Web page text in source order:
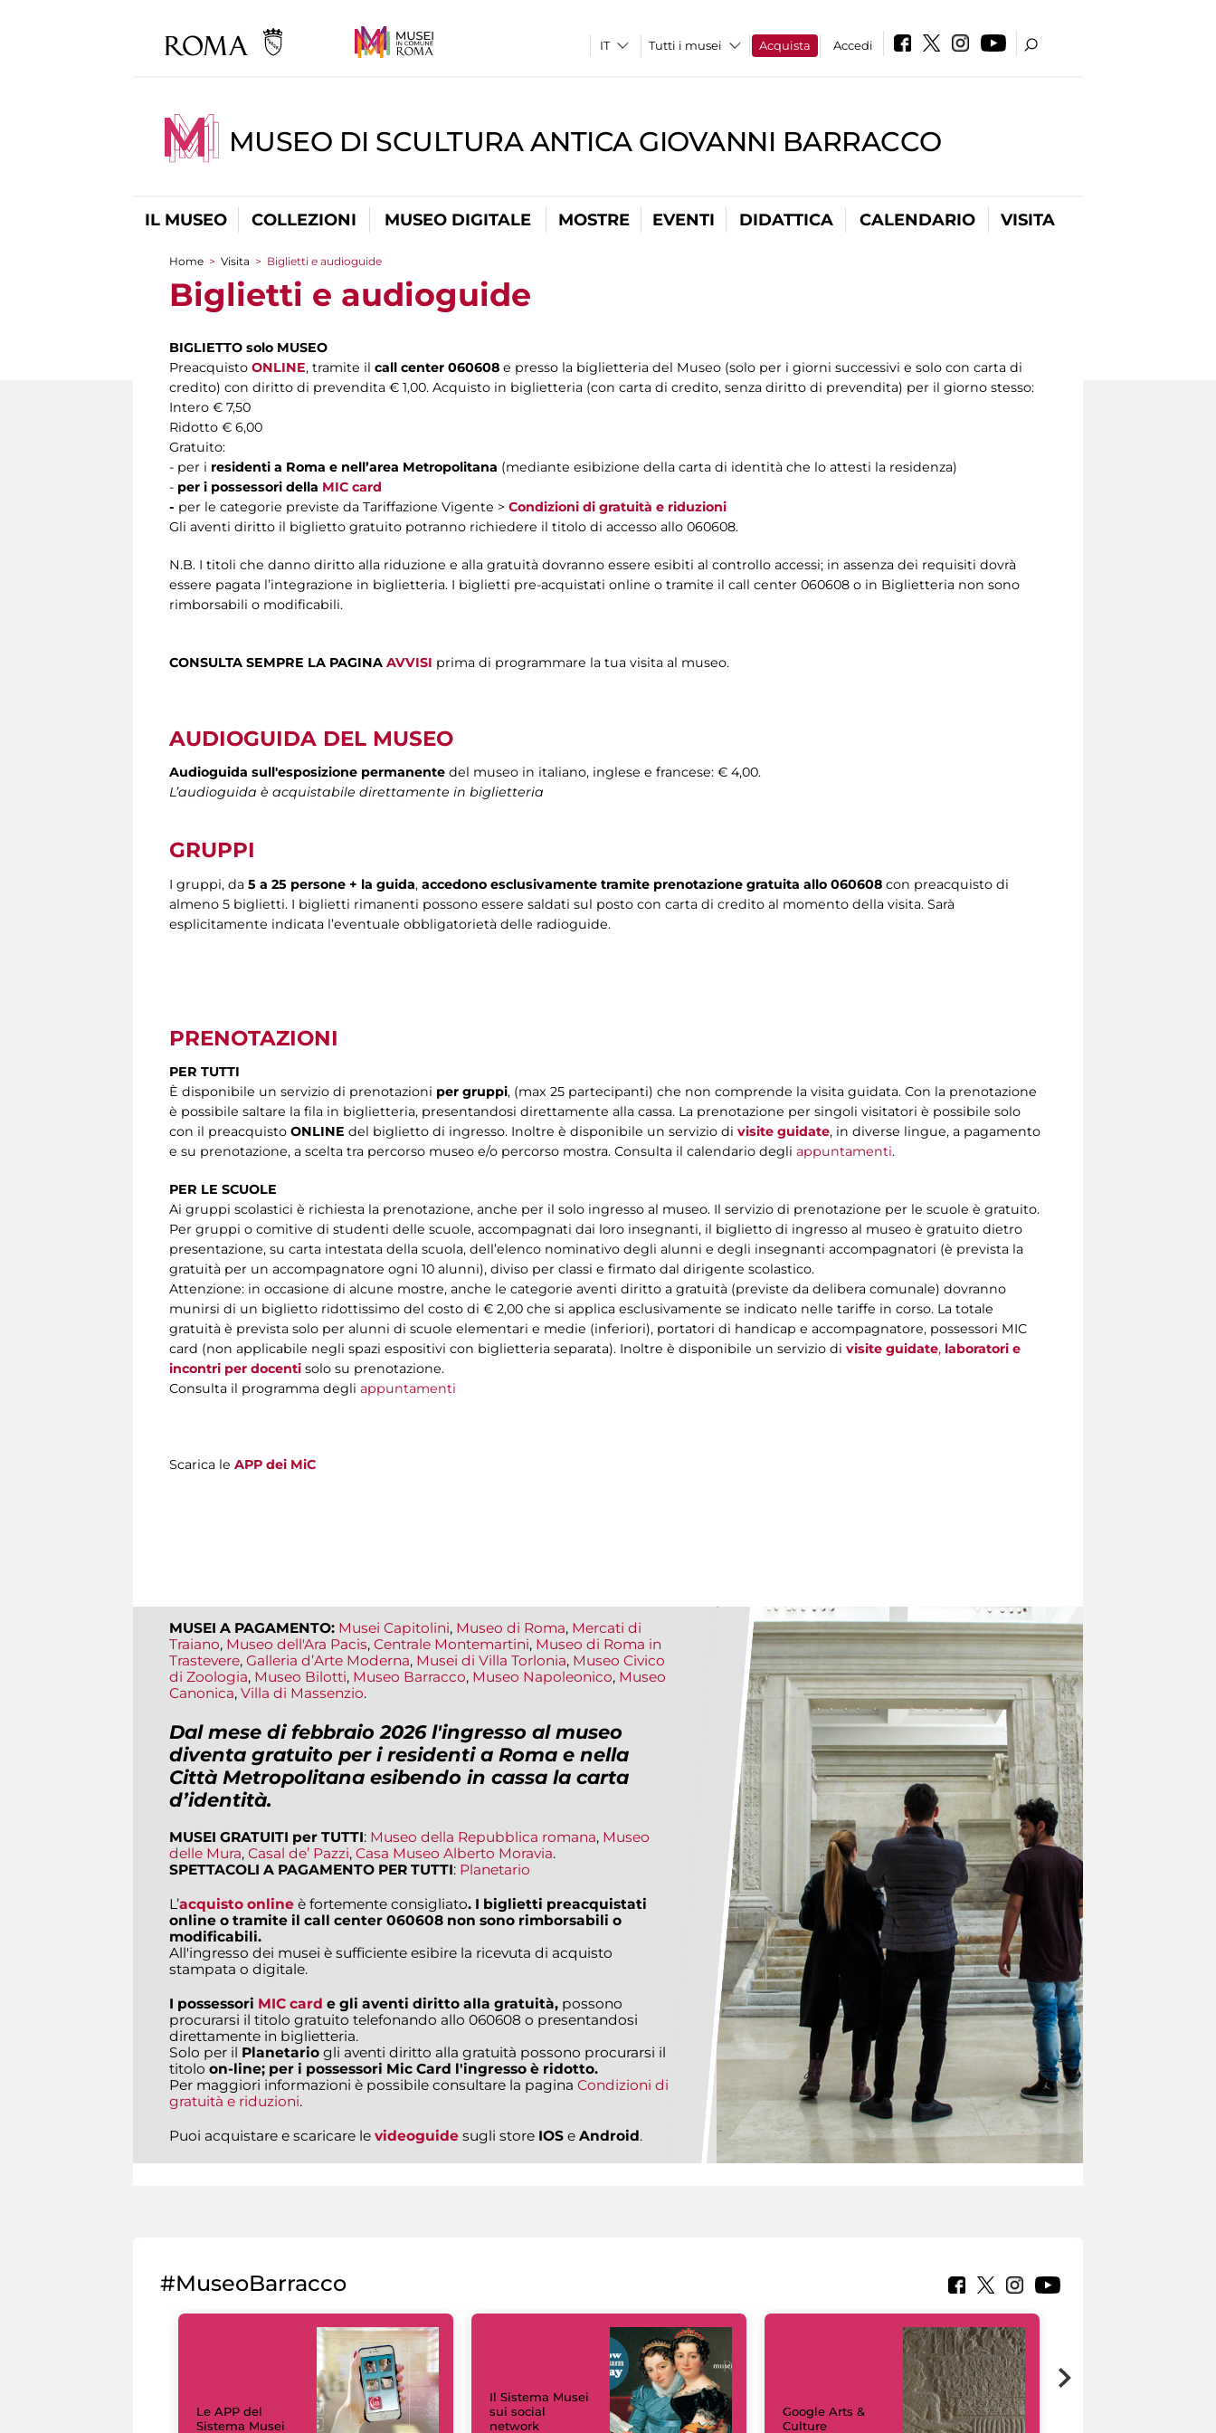
Tutti i musei Acquista Accedi
MUSEO DI SCULTURA ANTICA GIOVANNI BARRACCO
IL MUSEO COLLEZIONI MUSEO DIGITALE MOSTRE EVENTI DIDATTICA CALENDARIO VISITA
Tu sei qui
Home > Visita > Biglietti e audioguide
Biglietti e audioguide
BIGLIETTO solo MUSEO
Preacquisto ONLINE, tramite il call center 060608 e presso la biglietteria del Museo (solo per i giorni successivi e solo con carta di
credito) con diritto di prevendita € 1,00. Acquisto in biglietteria (con carta di credito, senza diritto di prevendita) per il giorno stesso:
Intero € 7,50
Ridotto € 6,00
Gratuito:
- per i residenti a Roma e nell’area Metropolitana (mediante esibizione della carta di identità che lo attesti la residenza)
- per i possessori della MIC card
- per le categorie previste da Tariffazione Vigente > Condizioni di gratuità e riduzioni
Gli aventi diritto il biglietto gratuito potranno richiedere il titolo di accesso allo 060608.
N.B. I titoli che danno diritto alla riduzione e alla gratuità dovranno essere esibiti al controllo accessi; in assenza dei requisiti dovrà
essere pagata l’integrazione in biglietteria. I biglietti pre-acquistati online o tramite il call center 060608 o in Biglietteria non sono
rimborsabili o modificabili.
CONSULTA SEMPRE LA PAGINA AVVISI prima di programmare la tua visita al museo.
AUDIOGUIDA DEL MUSEO
Audioguida sull'esposizione permanente del museo in italiano, inglese e francese: € 4,00.
L’audioguida è acquistabile direttamente in biglietteria
GRUPPI
I gruppi, da 5 a 25 persone + la guida, accedono esclusivamente tramite prenotazione gratuita allo 060608 con preacquisto di
almeno 5 biglietti. I biglietti rimanenti possono essere saldati sul posto con carta di credito al momento della visita. Sarà
esplicitamente indicata l’eventuale obbligatorietà delle radioguide.
PRENOTAZIONI
PER TUTTI
È disponibile un servizio di prenotazioni per gruppi, (max 25 partecipanti) che non comprende la visita guidata. Con la prenotazione
è possibile saltare la fila in biglietteria, presentandosi direttamente alla cassa. La prenotazione per singoli visitatori è possibile solo
con il preacquisto ONLINE del biglietto di ingresso. Inoltre è disponibile un servizio di visite guidate, in diverse lingue, a pagamento
e su prenotazione, a scelta tra percorso museo e/o percorso mostra. Consulta il calendario degli appuntamenti.
PER LE SCUOLE
Ai gruppi scolastici è richiesta la prenotazione, anche per il solo ingresso al museo. Il servizio di prenotazione per le scuole è gratuito.
Per gruppi o comitive di studenti delle scuole, accompagnati dai loro insegnanti, il biglietto di ingresso al museo è gratuito dietro
presentazione, su carta intestata della scuola, dell’elenco nominativo degli alunni e degli insegnanti accompagnatori (è prevista la
gratuità per un accompagnatore ogni 10 alunni), diviso per classi e firmato dal dirigente scolastico.
Attenzione: in occasione di alcune mostre, anche le categorie aventi diritto a gratuità (previste da delibera comunale) dovranno
munirsi di un biglietto ridottissimo del costo di € 2,00 che si applica esclusivamente se indicato nelle tariffe in corso. La totale
gratuità è prevista solo per alunni di scuole elementari e medie (inferiori), portatori di handicap e accompagnatore, possessori MIC
card (non applicabile negli spazi espositivi con biglietteria separata). Inoltre è disponibile un servizio di visite guidate, laboratori e
incontri per docenti solo su prenotazione.
Consulta il programma degli appuntamenti
Scarica le APP dei MiC
MUSEI A PAGAMENTO: Musei Capitolini, Museo di Roma, Mercati di
Traiano, Museo dell'Ara Pacis, Centrale Montemartini, Museo di Roma in
Trastevere, Galleria d’Arte Moderna, Musei di Villa Torlonia, Museo Civico
di Zoologia, Museo Bilotti, Museo Barracco, Museo Napoleonico, Museo
Canonica, Villa di Massenzio.
Dal mese di febbraio 2026 l'ingresso al museo
diventa gratuito per i residenti a Roma e nella
Città Metropolitana esibendo in cassa la carta
d’identità.
MUSEI GRATUITI per TUTTI: Museo della Repubblica romana, Museo
delle Mura, Casal de’ Pazzi, Casa Museo Alberto Moravia.
SPETTACOLI A PAGAMENTO PER TUTTI: Planetario
L’acquisto online è fortemente consigliato. I biglietti preacquistati
online o tramite il call center 060608 non sono rimborsabili o
modificabili.
All'ingresso dei musei è sufficiente esibire la ricevuta di acquisto
stampata o digitale.
I possessori MIC card e gli aventi diritto alla gratuità, possono
procurarsi il titolo gratuito telefonando allo 060608 o presentandosi
direttamente in biglietteria.
Solo per il Planetario gli aventi diritto alla gratuità possono procurarsi il
titolo on-line; per i possessori Mic Card l'ingresso è ridotto.
Per maggiori informazioni è possibile consultare la pagina Condizioni di
gratuità e riduzioni.
Puoi acquistare e scaricare le videoguide sugli store IOS e Android.
#MuseoBarracco
Le APP del
Sistema Musei
Il Sistema Musei
sui social
network
Google Arts &
Culture